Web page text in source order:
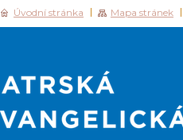
Úvodní stránka Mapa stránek